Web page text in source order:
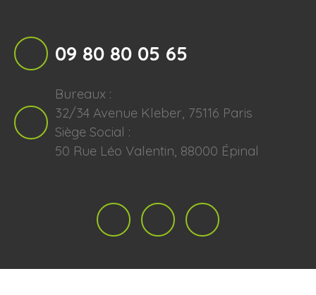
09 80 80 05 65
Bureaux :
32/34 Avenue Kleber, 75116 Paris
Siège Social :
50 Rue Léo Valentin, 88000 Épinal